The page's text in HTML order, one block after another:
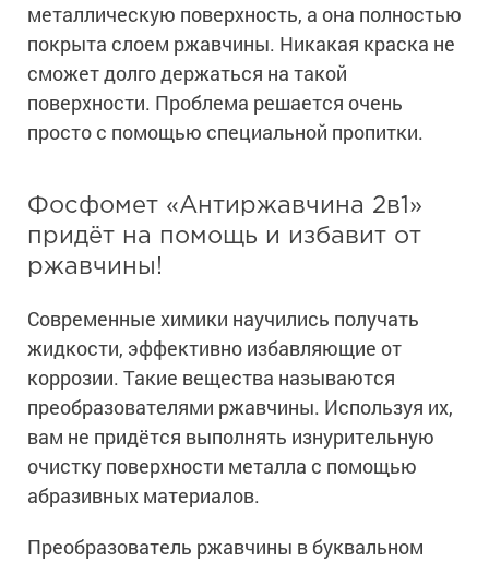
металлическую поверхность, а она полностью
покрыта слоем ржавчины. Никакая краска не
сможет долго держаться на такой
поверхности. Проблема решается очень
просто с помощью специальной пропитки.
Фосфомет «Антиржавчина 2в1»
придёт на помощь и избавит от
ржавчины!
Современные химики научились получать
жидкости, эффективно избавляющие от
коррозии. Такие вещества называются
преобразователями ржавчины. Используя их,
вам не придётся выполнять изнурительную
очистку поверхности металла с помощью
абразивных материалов.
Преобразователь ржавчины в буквальном